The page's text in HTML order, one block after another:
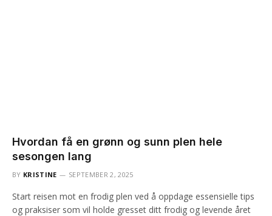
Hvordan få en grønn og sunn plen hele
sesongen lang
BY KRISTINE SEPTEMBER 2, 2025
Start reisen mot en frodig plen ved å oppdage essensielle tips
og praksiser som vil holde gresset ditt frodig og levende året